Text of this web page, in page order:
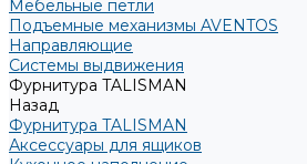
Мебельные петли
Подъемные механизмы AVENTOS
Направляющие
Системы выдвижения
Фурнитура TALISMAN
Назад
Фурнитура TALISMAN
Аксессуары для ящиков